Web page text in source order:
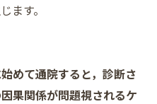
ます。
めて通院すると，診断さ
果関係が問題視されるケ